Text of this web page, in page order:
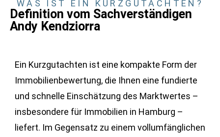
WAS IST EIN KURZGUTACHTEN?
Definition vom Sachverständigen
Andy Kendziorra
Ein Kurzgutachten ist eine kompakte Form der
Immobilienbewertung, die Ihnen eine fundierte
und schnelle Einschätzung des Marktwertes –
insbesondere für Immobilien in Hamburg –
liefert. Im Gegensatz zu einem vollumfänglichen